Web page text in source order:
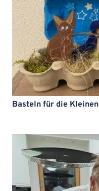
Basteln für die Kleinen